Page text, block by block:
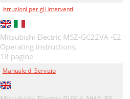
Istruzioni per gli Interventi
Mitsubishi Electric MSZ-GC22VA -E2
Operating instructions,
18 pagine
Manuale di Servizio